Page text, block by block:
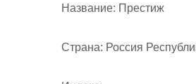
Название: Престиж
Страна: Россия